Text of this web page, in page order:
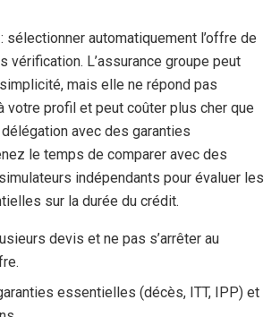
sélectionner automatiquement l’offre de
vérification. L’assurance groupe peut
mais elle ne répond pas
votre profil et peut coûter plus cher que
avec des garanties
le temps de comparer avec des
indépendants pour évaluer les
sur la durée du crédit.
devis et ne pas s’arrêter au
essentielles (décès, ITT, IPP) et